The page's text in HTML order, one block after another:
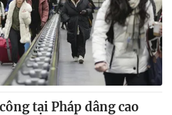
lai
tại Pháp dâng cao